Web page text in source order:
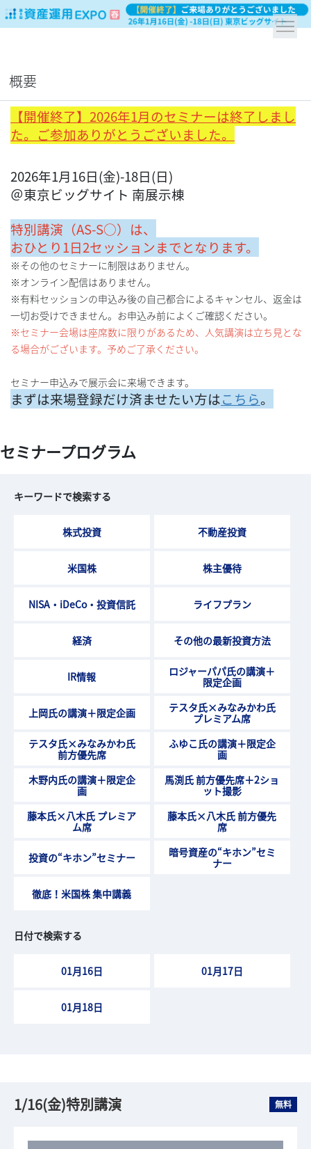
概要
【開催終了】2026年1月のセミナーは終了しまし
た。ご参加ありがとうございました。
2026年1月16日(金)-18日(日)
＠東京ビッグサイト 南展示棟
特別講演（AS-S○）は、
おひとり1日2セッションまでとなります。
※その他のセミナーに制限はありません。
※オンライン配信はありません。
※有料セッションの申込み後の自己都合によるキャンセル、返金は
一切お受けできません。お申込み前によくご確認ください。
※セミナー会場は座席数に限りがあるため、人気講演は立ち見とな
る場合がございます。予めご了承ください。
セミナー申込みで展示会に来場できます。
まずは来場登録だけ済ませたい方はこちら。
セミナープログラム
キーワードで検索する
株式投資 不動産投資
米国株 株主優待
NISA・iDeCo・投資信託 ライフプラン
経済 その他の最新投資方法
IR情報
ロジャーパパ氏の講演＋
限定企画
上岡氏の講演＋限定企画
テスタ氏×みなみかわ氏
プレミアム席
テスタ氏×みなみかわ氏
前方優先席
ふゆこ氏の講演＋限定企
画
木野内氏の講演＋限定企
画
馬渕氏 前方優先席＋2ショ
ット撮影
藤本氏×八木氏 プレミア
ム席
藤本氏×八木氏 前方優先
席
投資の“キホン”セミナー
暗号資産の“キホン”セミ
ナー
徹底！米国株 集中講義
日付で検索する
01月16日 01月17日
01月18日
1/16(金)特別講演 無料